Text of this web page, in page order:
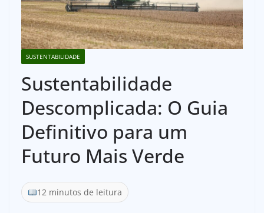
SUSTENTABILIDADE
Sustentabilidade
Descomplicada: O Guia
Definitivo para um
Futuro Mais Verde
12 minutos de leitura